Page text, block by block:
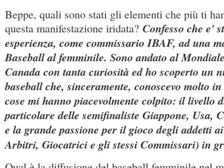
Beppe, quali sono stati gli elementi che più ti
questa manifestazione iridata? Confesso che e'
esperienza, come commissario IBAF, ad una
Baseball al femminile. Sono andato al
Canada con tanta curiosità ed ho scoperto un
baseball che, sinceramente, conoscevo molto
cose mi hanno piacevolmente colpito: il livello
particolare delle semifinaliste Giappone, Usa,
e la grande passione per il gioco degli addetti
Arbitri, Giocatrici e gli stessi Commissari) in